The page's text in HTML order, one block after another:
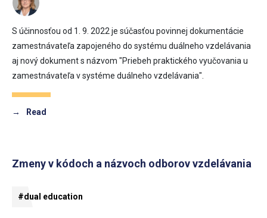
S účinnosťou od 1. 9. 2022 je súčasťou povinnej dokumentácie
zamestnávateľa zapojeného do systému duálneho vzdelávania
aj nový dokument s názvom "Priebeh praktického vyučovania u
zamestnávateľa v systéme duálneho vzdelávania".
→ Read
Zmeny v kódoch a názvoch odborov vzdelávania
#dual education